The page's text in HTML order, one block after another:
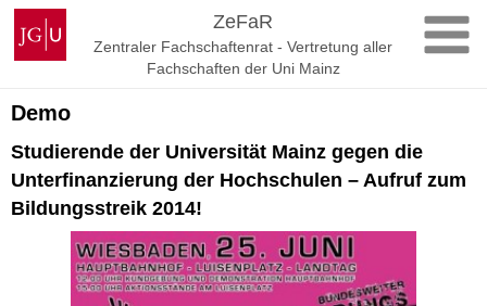
Zum
Inhalt
springen
Johannes
Gutenberg-
Universität
ZeFaR
Zentraler Fachschaftenrat - Vertretung aller
Fachschaften der Uni Mainz
Demo
Studierende der Universität Mainz gegen die
Unterfinanzierung der Hochschulen – Aufruf zum
Bildungsstreik 2014!